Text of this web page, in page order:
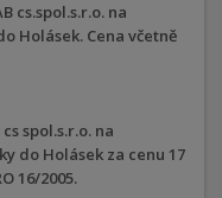
cs.spol.s.r.o. na
Holásek. Cena včetně
spol.s.r.o. na
do Holásek za cenu 17
16/2005.